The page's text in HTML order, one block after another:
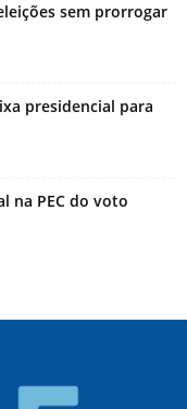
sem prorrogar
presidencial para
na PEC do voto